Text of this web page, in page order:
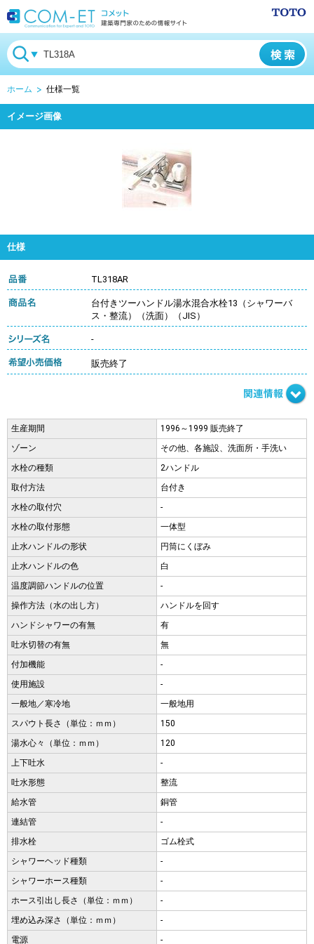
ホーム 仕様一覧
イメージ画像
仕様
TL318AR
台付きツーハンドル湯水混合水栓13（シャワーバ
ス・整流）（洗面）（JIS）
-
販売終了
生産期間
1996～1999 販売終了
ゾーン
その他、各施設、洗面所・手洗い
水栓の種類
2ハンドル
取付方法
台付き
水栓の取付穴
-
水栓の取付形態
一体型
止水ハンドルの形状
円筒にくぼみ
止水ハンドルの色
白
温度調節ハンドルの位置
-
操作方法（水の出し方）
ハンドルを回す
ハンドシャワーの有無
有
吐水切替の有無
無
付加機能
-
使用施設
-
一般地／寒冷地
一般地用
スパウト長さ（単位：ｍｍ）
150
湯水心々（単位：ｍｍ）
120
上下吐水
-
吐水形態
整流
給水管
銅管
連結管
-
排水栓
ゴム栓式
シャワーヘッド種類
-
シャワーホース種類
-
ホース引出し長さ（単位：ｍｍ）
-
埋め込み深さ（単位：ｍｍ）
-
電源
-